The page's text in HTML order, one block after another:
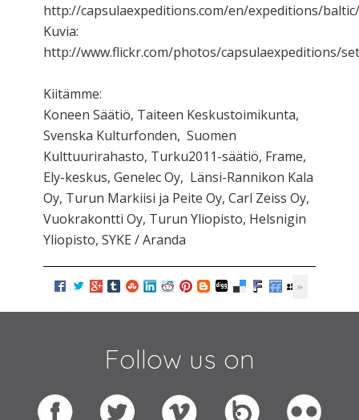
http://capsulaexpeditions.com/en/expeditions/
Kuvia:
http://www.flickr.com/photos/capsulaexpeditions/
Kiitämme:
Koneen Säätiö, Taiteen Keskustoimikunta,
Svenska Kulturfonden, Suomen
Kulttuurirahasto, Turku2011-säätiö, Frame,
Ely-keskus, Genelec Oy, Länsi-Rannikon Kala
Oy, Turun Markiisi ja Peite Oy, Carl Zeiss Oy,
Vuokrakontti Oy, Turun Yliopisto, Helsnigin
Yliopisto, SYKE / Aranda
Follow us on